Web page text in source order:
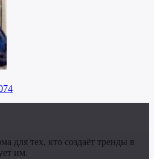
для тех, кто создаёт тренды в
им.